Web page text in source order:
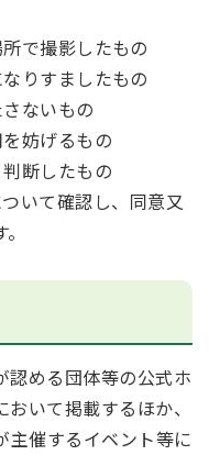
で撮影したもの
りすましたもの
ないもの
妨げるもの
断したもの
いて確認し、同意又
認める団体等の公式ホ
いて掲載するほか、
主催するイベント等に